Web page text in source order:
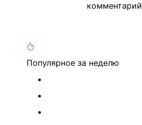
комментарий
Популярное за неделю